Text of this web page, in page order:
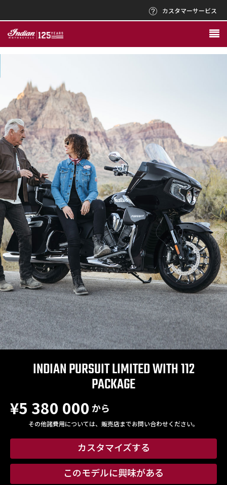
カスタマーサービス
INDIAN PURSUIT LIMITED WITH 112
PACKAGE
から
¥5 380 000
その他諸費用については、販売店までお問い合わせください。
カスタマイズする
このモデルに興味がある